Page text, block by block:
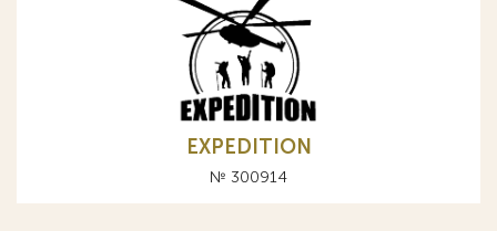
EXPEDITION
№ 300914